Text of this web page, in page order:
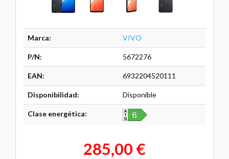
Marca: VIVO
P/N: 5672276
EAN: 6932204520111
Disponibilidad: Disponible
Clase energética:
285,00 €